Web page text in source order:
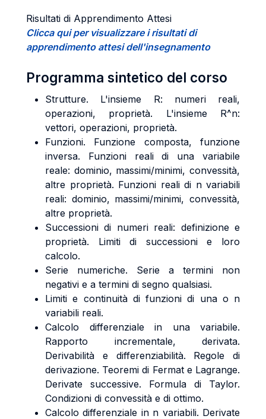
Risultati di Apprendimento Attesi
Clicca qui per visualizzare i risultati di
apprendimento attesi dell'insegnamento
Programma sintetico del corso
Strutture. L'insieme R: numeri reali,
operazioni, proprietà. L'insieme R^n:
vettori, operazioni, proprietà.
Funzioni. Funzione composta, funzione
inversa. Funzioni reali di una variabile
reale: dominio, massimi/minimi, convessità,
altre proprietà. Funzioni reali di n variabili
reali: dominio, massimi/minimi, convessità,
altre proprietà.
Successioni di numeri reali: definizione e
proprietà. Limiti di successioni e loro
calcolo.
Serie numeriche. Serie a termini non
negativi e a termini di segno qualsiasi.
Limiti e continuità di funzioni di una o n
variabili reali.
Calcolo differenziale in una variabile.
Rapporto incrementale, derivata.
Derivabilità e differenziabilità. Regole di
derivazione. Teoremi di Fermat e Lagrange.
Derivate successive. Formula di Taylor.
Condizioni di convessità e di ottimo.
Calcolo differenziale in n variabili. Derivate